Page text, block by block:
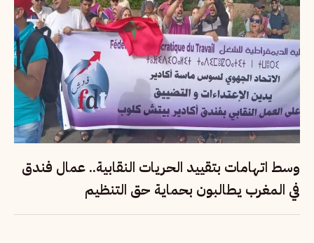
وسط اتهامات بتقييد الحريات النقابية.. عمال فندق
في المغرب يطالبون بحماية حق التنظيم